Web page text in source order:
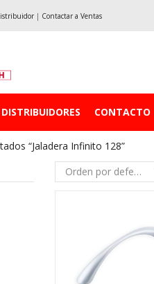
| Contactar a Ventas
DISTRIBUIDORES CONTACTO
“Jaladera Infinito 128”